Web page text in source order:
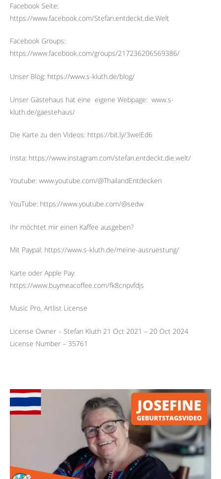
Facebook Seite:
https://www.facebook.com/Stefan.entdeckt.die.Welt
Facebook Groups:
https://www.facebook.com/groups/217236206569386/
Unser Blog: https://www.s-kluth.de/blog/
Unser Gästehaus hat eine eigene Webpage: www.s-
kluth.de/gaestehaus/
Die Karte zu den Videos: https://bit.ly/3welEd6
Insta: https://www.instagram.com/stefan.entdeckt.die.welt/
Youtube: www.youtube.com/@ThailandEntdecken
YouTube: https://www.youtube.com/@sedw
Ihr möchtet mir einen Kaffee ausgeben?
Mit Paypal: https://www.s-kluth.de/meine-ausruestung/
Karte oder Apple Pay:
https://www.buymeacoffee.com/fk8cnpvfdjs
Music Pro, Artlist License
License Owner – Stefan Kluth 21 Oct 2021 – 20 Oct 2024
License Number – 35761